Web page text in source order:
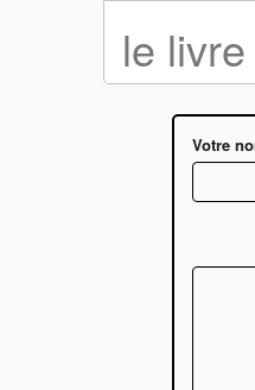
le
Votre